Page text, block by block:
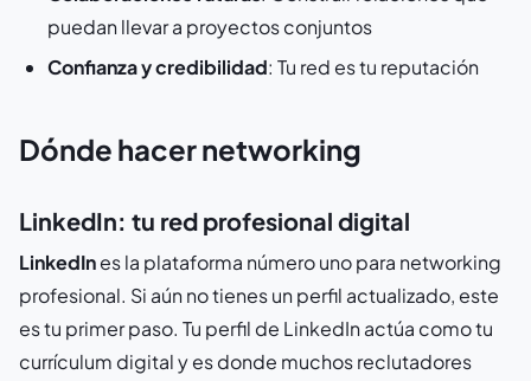
puedan llevar a proyectos conjuntos
Confianza y credibilidad: Tu red es tu reputación
Dónde hacer networking
LinkedIn: tu red profesional digital
LinkedInes la plataforma número uno para networking
profesional. Si aún no tienes un perfil actualizado, este
es tu primer paso. Tu perfil de LinkedIn actúa como tu
currículum digital y es donde muchos reclutadores